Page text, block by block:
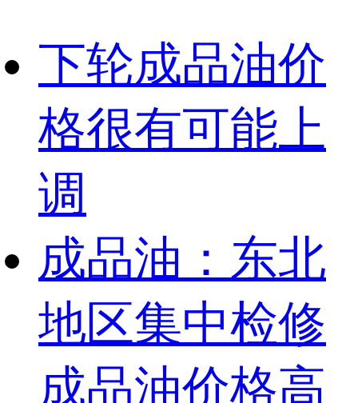
下轮成品油价
格很有可能上
调
成品油：东北
地区集中检修
成品油价格高